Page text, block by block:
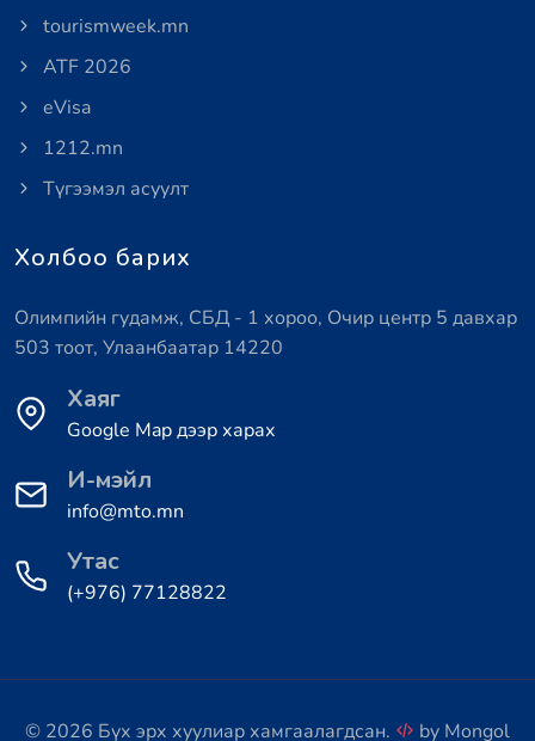
tourismweek.mn
ATF 2026
eVisa
1212.mn
Түгээмэл асуулт
Холбоо барих
Олимпийн гудамж, СБД - 1 хороо, Очир центр 5 давхар
503 тоот, Улаанбаатар 14220
Хаяг
Google Map дээр харах
И-мэйл
info@mto.mn
Утас
(+976) 77128822
© 2026 Бүх эрх хуулиар хамгаалагдсан. by Mongol